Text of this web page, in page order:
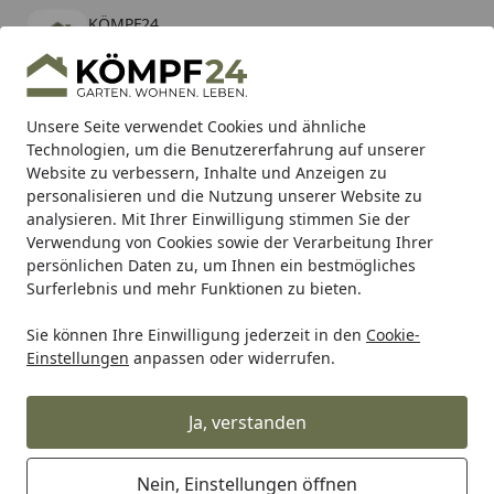
Unsere Seite verwendet Cookies und ähnliche
Technologien, um die Benutzererfahrung auf unserer
Website zu verbessern, Inhalte und Anzeigen zu
personalisieren und die Nutzung unserer Website zu
analysieren. Mit Ihrer Einwilligung stimmen Sie der
Verwendung von Cookies sowie der Verarbeitung Ihrer
persönlichen Daten zu, um Ihnen ein bestmögliches
Surferlebnis und mehr Funktionen zu bieten.
Sie können Ihre Einwilligung jederzeit in den Cookie-
Einstellungen anpassen oder widerrufen.
Ja, verstanden
Nein, Einstellungen öffnen
KÖMPF24
kostenlos - Im App Store
Hotline
Alle Produkte
Mein Konto
Suchen
Karibu Pools inkl. gratis Sandfilteranlage & Pool-
Starterset (Gesamtwert bis 468,99€)
Startseite
Alles für den Garten Gartengeräte & Gartenmaschinen
Restberry´s Carewish
(2 Bewertungen)